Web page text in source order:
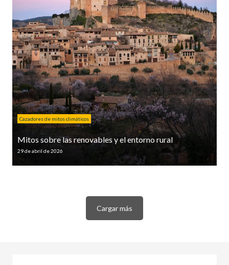
Cazadores de mitos climáticos
Mitos sobre las renovables y el entorno rural
29 de abril de 2026
Cargar más